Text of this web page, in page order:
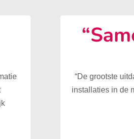
“De grootste
installaties in de